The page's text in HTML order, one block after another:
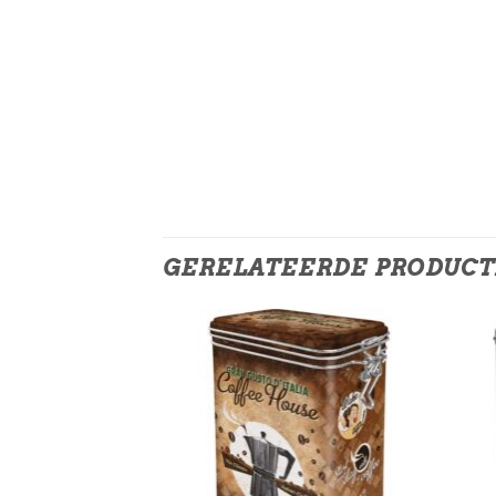
GERELATEERDE